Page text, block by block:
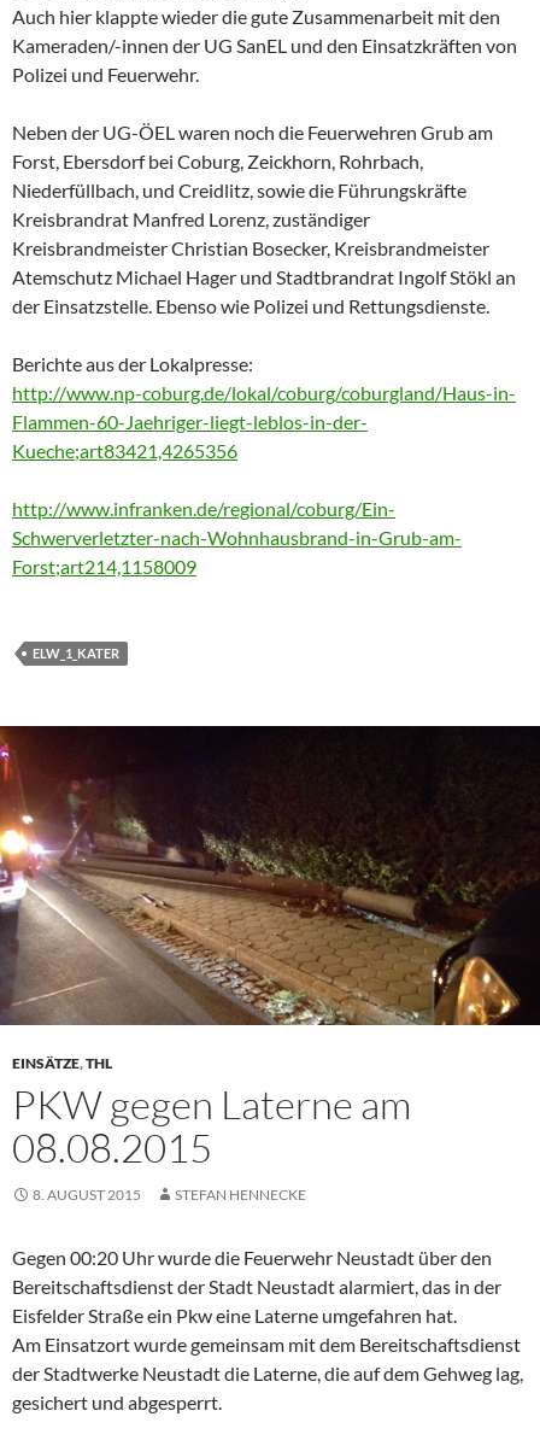
Auch hier klappte wieder die gute Zusammenarbeit mit den
Kameraden/-innen der UG SanEL und den Einsatzkräften von
Polizei und Feuerwehr.
Neben der UG-ÖEL waren noch die Feuerwehren Grub am
Forst, Ebersdorf bei Coburg, Zeickhorn, Rohrbach,
Niederfüllbach, und Creidlitz, sowie die Führungskräfte
Kreisbrandrat Manfred Lorenz, zuständiger
Kreisbrandmeister Christian Bosecker, Kreisbrandmeister
Atemschutz Michael Hager und Stadtbrandrat Ingolf Stökl an
der Einsatzstelle. Ebenso wie Polizei und Rettungsdienste.
Berichte aus der Lokalpresse:
http://www.np-coburg.de/lokal/coburg/coburgland/Haus-in-
Flammen-60-Jaehriger-liegt-leblos-in-der-
Kueche;art83421,4265356
http://www.infranken.de/regional/coburg/Ein-
Schwerverletzter-nach-Wohnhausbrand-in-Grub-am-
Forst;art214,1158009
ELW_1_KATER
EINSÄTZE,THL
PKW gegen Laterne am
08.08.2015
8. AUGUST 2015 STEFAN HENNECKE
Gegen 00:20 Uhr wurde die Feuerwehr Neustadt über den
Bereitschaftsdienst der Stadt Neustadt alarmiert, das in der
Eisfelder Straße ein Pkw eine Laterne umgefahren hat.
Am Einsatzort wurde gemeinsam mit dem Bereitschaftsdienst
der Stadtwerke Neustadt die Laterne, die auf dem Gehweg lag,
gesichert und abgesperrt.